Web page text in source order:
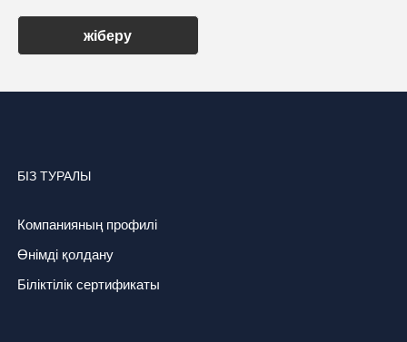
жіберу
БІЗ ТУРАЛЫ
Компанияның профилі
Өнімді қолдану
Біліктілік сертификаты